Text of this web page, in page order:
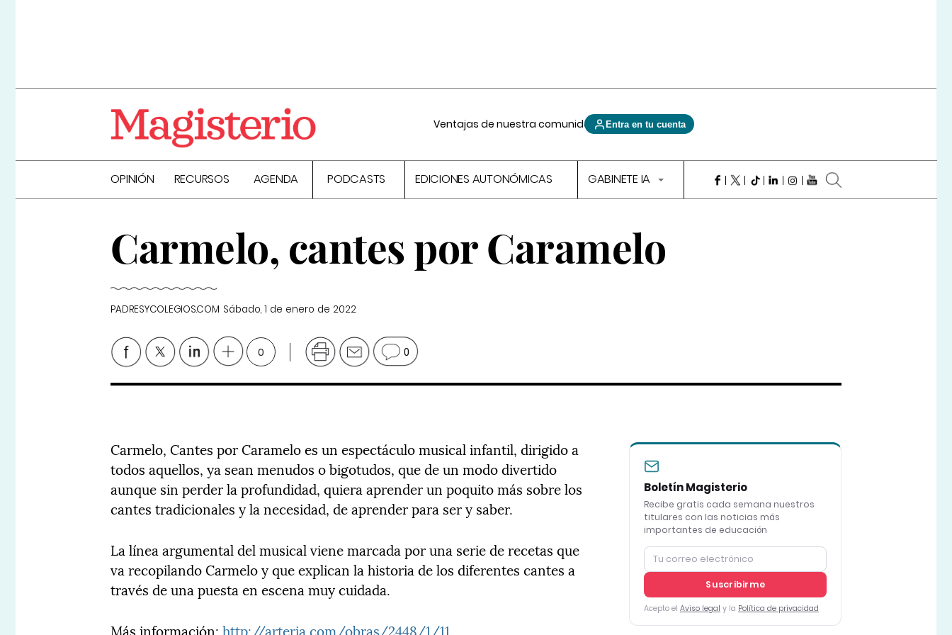
Ventajas de nuestra comunidad Entra en tu cuenta
OPINIÓN RECURSOS AGENDA PODCASTS EDICIONES AUTONÓMICAS GABINETE IA
Carmelo, cantes por Caramelo
PADRESYCOLEGIOS.COM Sábado, 1 de enero de 2022
0 0
Carmelo, Cantes por Caramelo es un espectáculo musical infantil, dirigido a
todos aquellos, ya sean menudos o bigotudos, que de un modo divertido
aunque sin perder la profundidad, quiera aprender un poquito más sobre los
cantes tradicionales y la necesidad, de aprender para ser y saber.
La línea argumental del musical viene marcada por una serie de recetas que
va recopilando Carmelo y que explican la historia de los diferentes cantes a
través de una puesta en escena muy cuidada.
Más información:http://arteria.com/obras/2448/1/11
Boletín Magisterio
Recibe gratis cada semana nuestros
titulares con las noticias más
importantes de educación
Suscribirme
Acepto el Aviso legal y la Política de privacidad